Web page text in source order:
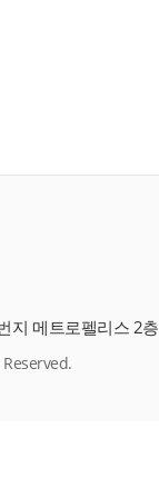
지 메트로펠리스 2층